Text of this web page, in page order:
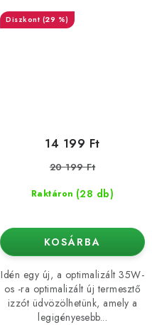
(29 %)
Raktáron (28 db)
14 199 Ft
20 199 Ft
KOSÁRBA
Idén egy új, a optimalizált 35W-
os -ra optimalizált új termesztő
izzót üdvözölhetünk, amely a
legigényesebb...